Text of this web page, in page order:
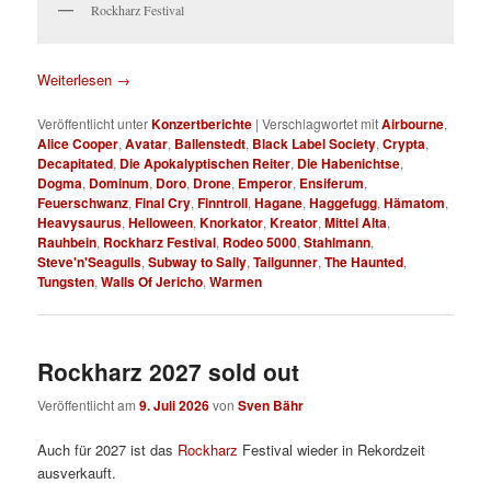
Rockharz Festival
Weiterlesen →
Veröffentlicht unterKonzertberichte |Verschlagwortet mitAirbourne,
Alice Cooper,Avatar, Ballenstedt, Black Label Society,Crypta,
Decapitated, Die Apokalyptischen Reiter, Die Habenichtse,
Dogma, Dominum, Doro, Drone, Emperor, Ensiferum,
Feuerschwanz,Final Cry,Finntroll,Hagane,Haggefugg,Hämatom,
Heavysaurus,Helloween,Knorkator,Kreator,Mittel Alta,
Rauhbein, Rockharz Festival, Rodeo 5000,Stahlmann,
Steve'n'Seagulls,Subway to Sally,Tailgunner,The Haunted,
Tungsten,Walls Of Jericho,Warmen
Rockharz 2027 sold out
Veröffentlicht am9. Juli 2026vonSven Bähr
Auch für 2027 ist das Rockharz Festival wieder in Rekordzeit
ausverkauft.